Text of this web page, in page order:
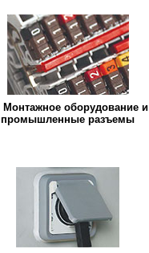
Монтажное оборудование и
промышленные разъемы